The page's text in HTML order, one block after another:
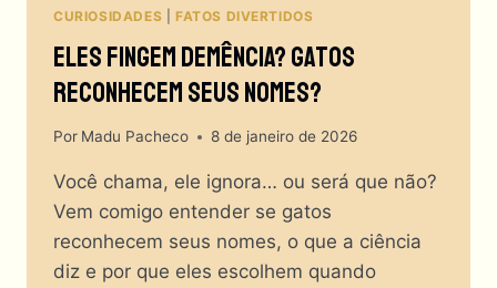
CURIOSIDADES FATOS DIVERTIDOS
Eles Fingem Demência? Gatos
Reconhecem Seus Nomes?
Por Madu Pacheco 8 de janeiro de 2026
Você chama, ele ignora… ou será que não?
Vem comigo entender se gatos
reconhecem seus nomes, o que a ciência
diz e por que eles escolhem quando